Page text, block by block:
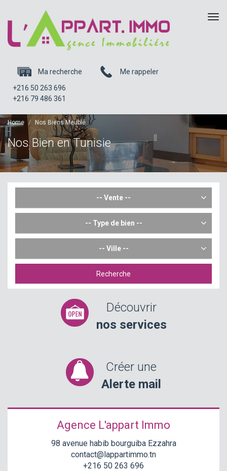
Ma recherche
Me rappeler
+216 50 263 696
+216 79 486 361
Home Nos Biens Meublé
Nos Bien en Tunisie
-- Vente --
-- Type de bien --
-- Ville --
Recherche
Découvrir
nos services
Créer une
Alerte mail
Agence L'appart Immo
98 avenue habib bourguiba Ezzahra
contact@lappartimmo.tn
+216 50 263 696